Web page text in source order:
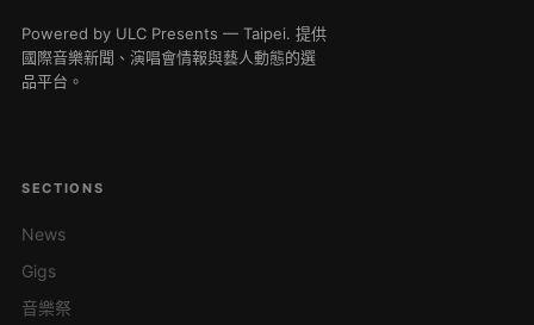
Powered by ULC Presents — Taipei. 提供
國際音樂新聞、演唱會情報與藝人動態的選
品平台。
SECTIONS
News
Gigs
音樂祭